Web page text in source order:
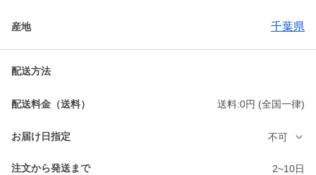
産地 千葉県
配送方法
配送料金（送料） 送料:0円 (全国一律)
お届け日指定 不可
注文から発送まで 2~10日